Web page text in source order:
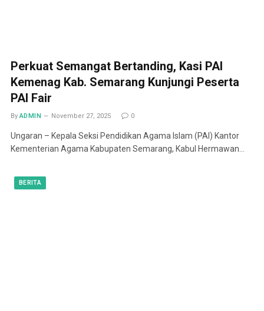
Perkuat Semangat Bertanding, Kasi PAI
Kemenag Kab. Semarang Kunjungi Peserta
PAI Fair
By ADMIN November 27, 2025 0
Ungaran – Kepala Seksi Pendidikan Agama Islam (PAI) Kantor
Kementerian Agama Kabupaten Semarang, Kabul Hermawan…
BERITA